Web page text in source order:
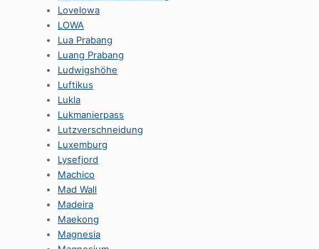
Lovelowa
LOWA
Lua Prabang
Luang Prabang
Ludwigshöhe
Luftikus
Lukla
Lukmanierpass
Lutzverschneidung
Luxemburg
Lysefjord
Machico
Mad Wall
Madeira
Maekong
Magnesia